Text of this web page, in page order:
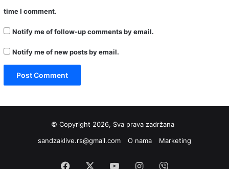
time I comment.
Notify me of follow-up comments by email.
Notify me of new posts by email.
© Copyright 2026, Sva prava zadržana
sandzaklive.rs@gmail.com
O nama Marketing
Facebook YouTubeInstagram
Viber